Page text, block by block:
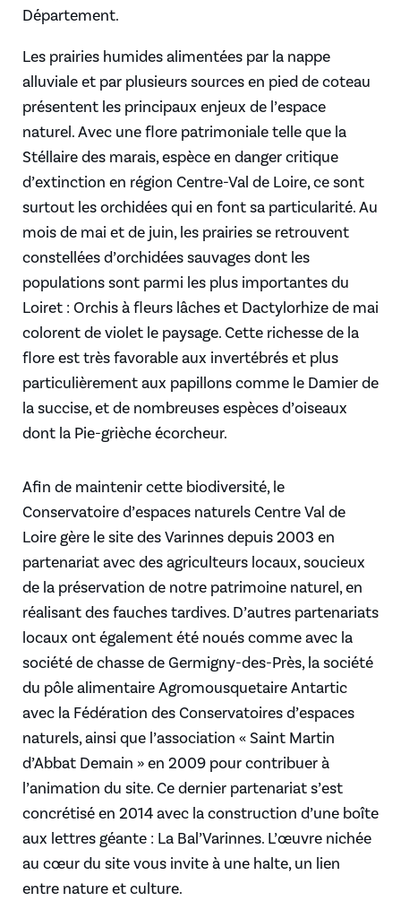
Département.
Les prairies humides alimentées par la nappe
alluviale et par plusieurs sources en pied de coteau
présentent les principaux enjeux de l’espace
naturel. Avec une flore patrimoniale telle que la
Stéllaire des marais, espèce en danger critique
d’extinction en région Centre-Val de Loire, ce sont
surtout les orchidées qui en font sa particularité. Au
mois de mai et de juin, les prairies se retrouvent
constellées d’orchidées sauvages dont les
populations sont parmi les plus importantes du
Loiret : Orchis à fleurs lâches et Dactylorhize de mai
colorent de violet le paysage. Cette richesse de la
flore est très favorable aux invertébrés et plus
particulièrement aux papillons comme le Damier de
la succise, et de nombreuses espèces d’oiseaux
dont la Pie-grièche écorcheur.
Afin de maintenir cette biodiversité, le
Conservatoire d’espaces naturels Centre Val de
Loire gère le site des Varinnes depuis 2003 en
partenariat avec des agriculteurs locaux, soucieux
de la préservation de notre patrimoine naturel, en
réalisant des fauches tardives. D’autres partenariats
locaux ont également été noués comme avec la
société de chasse de Germigny-des-Près, la société
du pôle alimentaire Agromousquetaire Antartic
avec la Fédération des Conservatoires d’espaces
naturels, ainsi que l’association « Saint Martin
d’Abbat Demain » en 2009 pour contribuer à
l’animation du site. Ce dernier partenariat s’est
concrétisé en 2014 avec la construction d’une boîte
aux lettres géante : La Bal’Varinnes. L’œuvre nichée
au cœur du site vous invite à une halte, un lien
entre nature et culture.